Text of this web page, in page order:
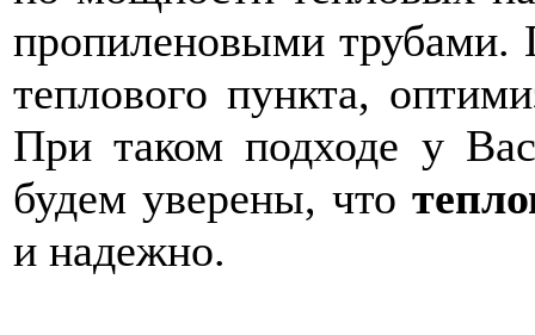
пропиленовыми трубами.
теплового пункта,
При таком подходе у
будем уверены, что
и надежно.